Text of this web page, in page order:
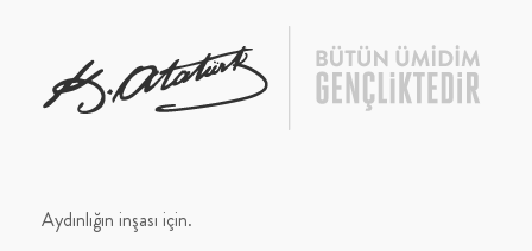
Aydınlığın inşası için.